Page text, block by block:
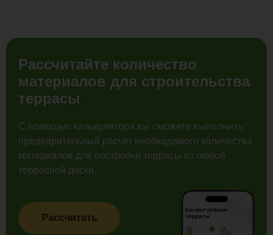
Рассчитайте количество
материалов для строительства
террасы
С помощью калькулятора вы сможете выполнить
предварительный расчет необходимого количества
материалов для постройки террасы из любой
террасной доски.
Рассчитать